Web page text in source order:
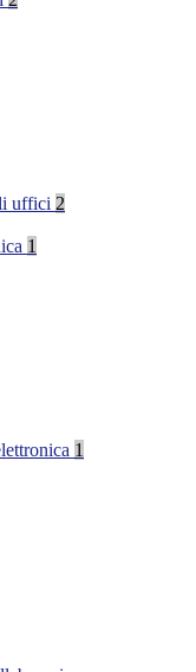
uffici 2
1
1